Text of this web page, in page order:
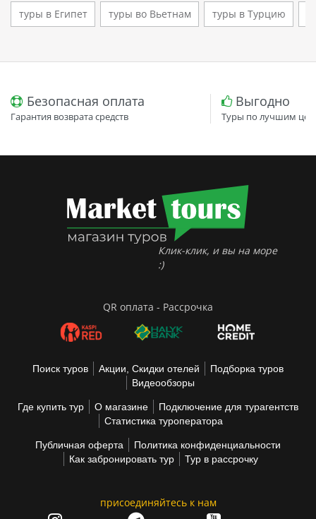
туры в Египет туры во Вьетнам туры в Турцию
Безопасная оплата
Гарантия возврата средств
Выгодно
Туры по лучшим
Клик-клик, и вы на море
:)
QR оплата - Рассрочка
Поиск туров Акции, Скидки отелей
Подборка туров
Видеообзоры
Где купить тур О магазине
Подключение для турагентств
Статистика туроператора
Публичная оферта
Политика конфиденциальности
Как забронировать тур
Тур в рассрочку
присоединяйтесь к нам